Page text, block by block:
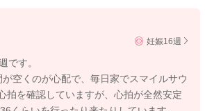
妊娠16週
です。
空くのが心配で、毎日家でスマイルサウ
拍を確認していますが、心拍が全然安定